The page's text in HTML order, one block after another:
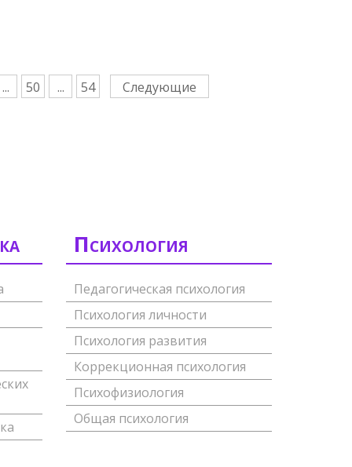
... 50 ... 54 Следующие
Психология
Педагогическая психология
Психология личности
Психология развития
Коррекционная психология
Психофизиология
Общая психология